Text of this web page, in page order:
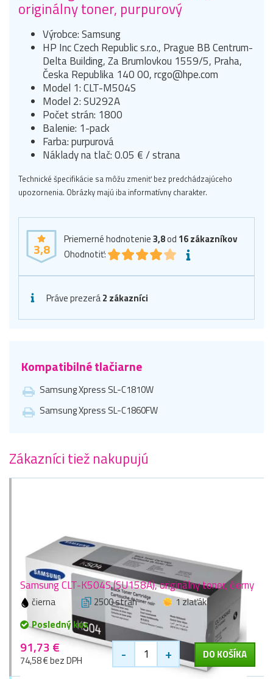
originálny toner, purpurový
Výrobce: Samsung
HP Inc Czech Republic s.r.o., Prague BB Centrum-
Delta Building, Za Brumlovkou 1559/5, Praha,
Česka Republika 140 00, rcgo@hpe.com
Model 1: CLT-M504S
Model 2: SU292A
Počet strán: 1800
Balenie: 1-pack
Farba: purpurová
Náklady na tlač: 0.05 € / strana
Technické špecifikácie sa môžu zmeniť bez predchádzajúceho
upozornenia. Obrázky majú iba informatívny charakter.
3,8
Priemerné hodnotenie3,8od 16zákazníkov
Ohodnotiť:
Práve prezerá2 zákazníci
Kompatibilné tlačiarne
Samsung Xpress SL-C1810W
Samsung Xpress SL-C1860FW
Zákazníci tiež nakupujú
Samsung CLT-K504S (SU158A), originálny toner, čierny
čierna 2500 stran
1 zlaťák
Posledný kus
91,73 €
74,58 € bez DPH - + DO KOŠÍKA